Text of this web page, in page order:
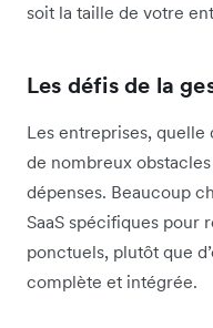
soit la taille de votre
Les défis de la
Les entreprises,
de nombreux
dépenses. Beaucoup
SaaS spécifiques pour
ponctuels, plutôt que
complète et intégrée.